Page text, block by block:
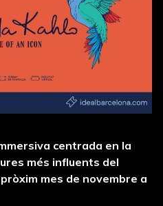
centrada en la
més influents del
mes de novembre a